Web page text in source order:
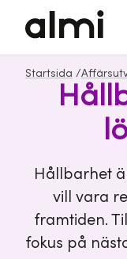
Startsida /
Hållbarhet
vill vara
framtiden.
fokus på